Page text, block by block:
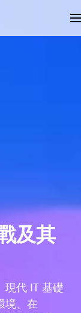
及其
現代 IT 基礎
境、在